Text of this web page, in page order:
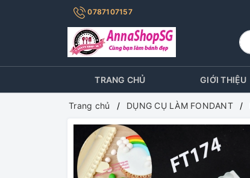
0787107157
TRANG CHỦ GIỚI THIỆU
Trang chủ DỤNG CỤ LÀM FONDANT